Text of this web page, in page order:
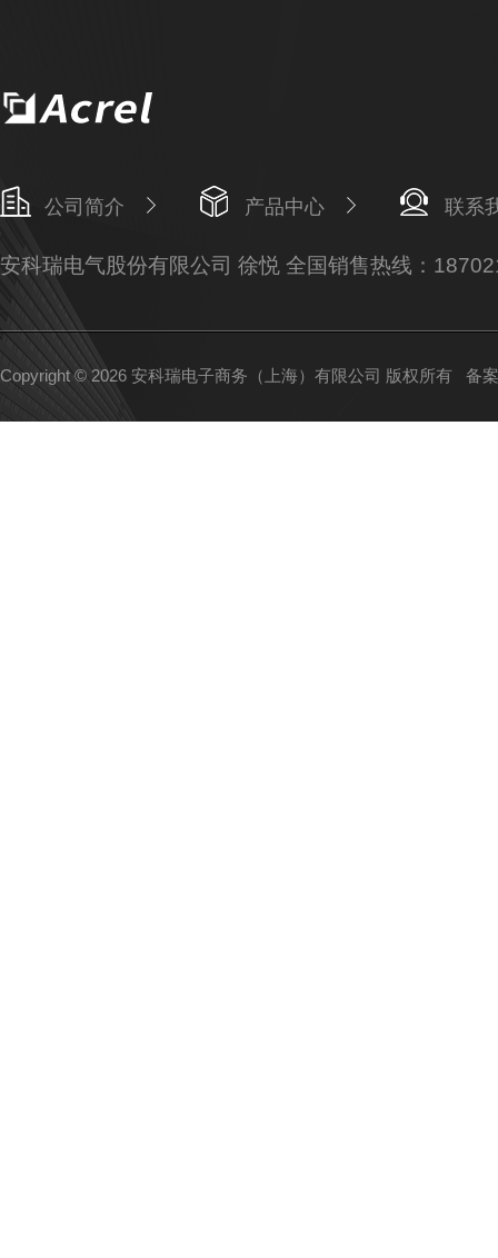
公司简介 产品中心 联系
安科瑞电气股份有限公司 徐悦 全国销售热线：
Copyright © 2026 安科瑞电子商务（上海）有限公司 版权所有 备